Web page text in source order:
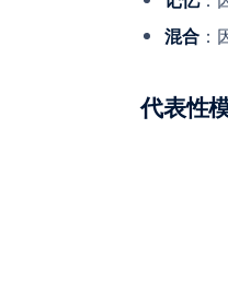
混合 ：
代表性